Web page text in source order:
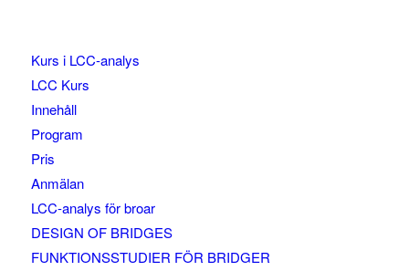
Kurs i LCC-analys
LCC Kurs
Innehåll
Program
Pris
Anmälan
LCC-analys för broar
DESIGN OF BRIDGES
FUNKTIONSSTUDIER FÖR BRIDGER